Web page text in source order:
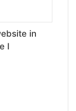
in
I